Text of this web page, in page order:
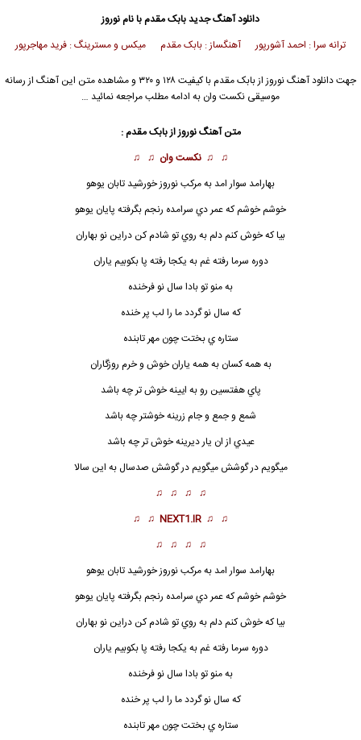
دانلود آهنگ جدیدبابک مقدم با نام نوروز
ترانه سرا : احمد آشورپور آهنگساز : بابک مقدم میکس و مسترینگ : فرید مهاجرپور
جهت دانلود آهنگ نوروز از بابک مقدم با کیفیت ۱۲۸ و ۳۲۰ و مشاهده متن این آهنگ از رسانه
موسیقی نکست وان به ادامه مطلب مراجعه نمائید …
متن آهنگنوروزاز بابک مقدم :
♫ ♫ نکست وان ♫ ♫
بهارامد سوار امد به مركبنوروزخورشيد تابان يوهو
خوشم خوشم كه عمر دي سرامده رنجم بگرفته پايان يوهو
بيا كه خوش كنم دلم به روي تو شادم كن دراين نو بهاران
دوره سرما رفته غم به يكجا رفته پا بكوبيم ياران
به منو تو بادا سال نو فرخنده
كه سال نو گردد ما را لب پر خنده
ستاره ي بختت چون مهر تابنده
به همه كسان به همه ياران خوش و خرم روزگاران
پاي هفتسين رو به ايينه خوش تر چه باشد
شمع و جمع و جام زرينه خوشتر چه باشد
عيدي از ان يار ديرينه خوش تر چه باشد
ميگويم در گوشش ميگويم در گوشش صدسال به اين سالا
♫ ♫ ♫ ♫
♫ ♫
NEXT1.IR
♫ ♫
♫ ♫ ♫ ♫
بهارامد سوار امد به مركبنوروزخورشيد تابان يوهو
خوشم خوشم كه عمر دي سرامده رنجم بگرفته پايان يوهو
بيا كه خوش كنم دلم به روي تو شادم كن دراين نو بهاران
دوره سرما رفته غم به يكجا رفته پا بكوبيم ياران
به منو تو بادا سال نو فرخنده
كه سال نو گردد ما را لب پر خنده
ستاره ي بختت چون مهر تابنده